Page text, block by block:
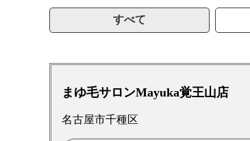
すべて
まゆ毛サロンMayuka覚王山店
名古屋市千種区